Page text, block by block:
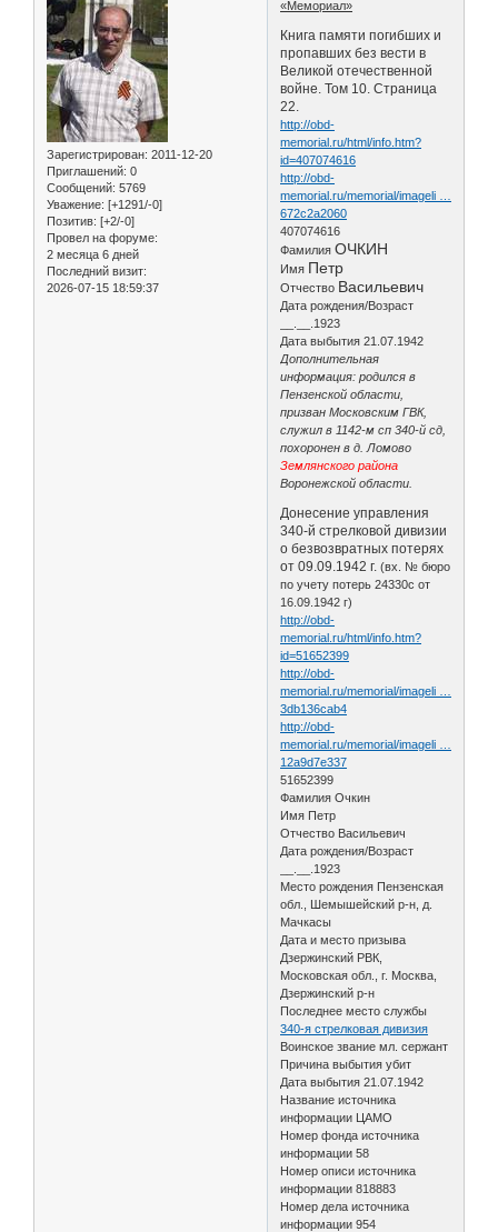
Зарегистрирован: 2011-12-20
Приглашений: 0
Сообщений: 5769
Уважение: [+1291/-0]
Позитив: [+2/-0]
Провел на форуме:
2 месяца 6 дней
Последний визит:
2026-07-15 18:59:37
«Мемориал»
Книга памяти погибших и
пропавших без вести в
Великой отечественной
войне. Том 10. Страница
22.
http://obd-
memorial.ru/html/info.htm?
id=407074616
http://obd-
memorial.ru/memorial/imageli …
672c2a2060
407074616
ФамилияОЧКИН
Имя Петр
Отчество Васильевич
Дата рождения/Возраст
__.__.1923
Дата выбытия 21.07.1942
Дополнительная
информация: родился в
Пензенской области,
призван Московским ГВК,
служил в 1142-м сп 340-й сд,
похоронен в д. Ломово
Землянского района
Воронежской области.
Донесение управления
340-й стрелковой дивизии
о безвозвратных потерях
от 09.09.1942 г. (вх. № бюро
по учету потерь 24330с от
16.09.1942 г)
http://obd-
memorial.ru/html/info.htm?
id=51652399
http://obd-
memorial.ru/memorial/imageli …
3db136cab4
http://obd-
memorial.ru/memorial/imageli …
12a9d7e337
51652399
Фамилия Очкин
Имя Петр
Отчество Васильевич
Дата рождения/Возраст
__.__.1923
Место рождения Пензенская
обл., Шемышейский р-н, д.
Мачкасы
Дата и место призыва
Дзержинский РВК,
Московская обл., г. Москва,
Дзержинский р-н
Последнее место службы
340-я стрелковая дивизия
Воинское звание мл. сержант
Причина выбытия убит
Дата выбытия 21.07.1942
Название источника
информации ЦАМО
Номер фонда источника
информации 58
Номер описи источника
информации 818883
Номер дела источника
информации 954